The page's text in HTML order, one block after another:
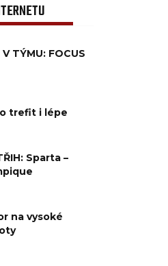
V TÝMU: FOCUS
trefit i lépe
Sparta –
na vysoké